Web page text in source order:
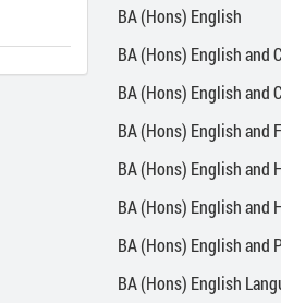
BA (Hons) English
BA (Hons) English and
BA (Hons) English and
BA (Hons) English and
BA (Hons) English and
BA (Hons) English and
BA (Hons) English and
BA (Hons) English